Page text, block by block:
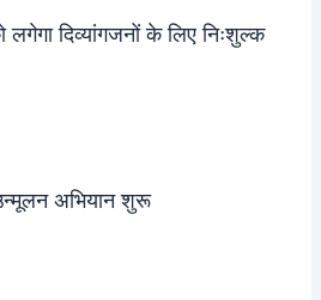
लगेगा दिव्यांगजनों के लिए निःशुल्क
अभियान शुरू